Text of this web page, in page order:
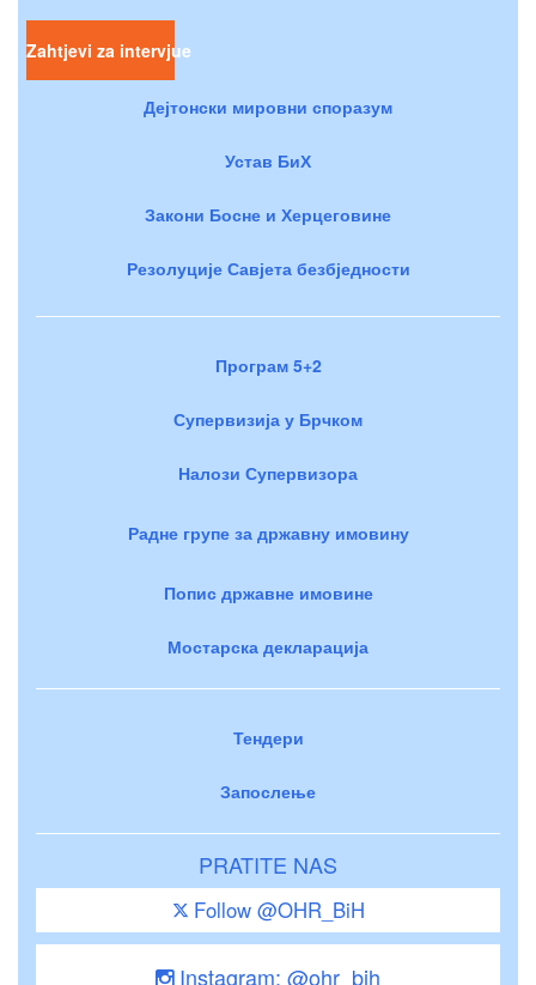
Zahtjevi za intervjue
Дејтонски мировни споразум
Устав БиХ
Закони Босне и Херцеговине
Резолуције Савјета безбједности
Програм 5+2
Супервизија у Брчком
Налози Супервизора
Радне групе за државну имовину
Попис државне имовине
Мостарска декларација
Тендери
Запослење
PRATITE NAS
Follow @OHR_BiH
Instagram: @ohr_bih